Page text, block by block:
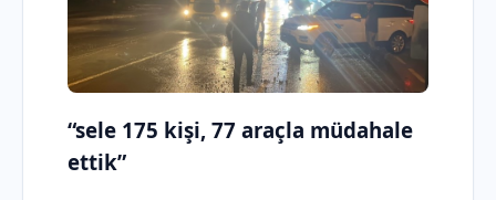
“sele 175 kişi, 77 araçla müdahale
ettik”